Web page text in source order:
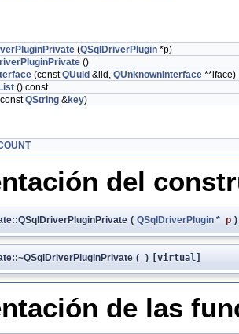
(QSqlDriverPlugin *p)
()
(constQUuid &iid, QUnknownInterface **iface)
() const
QString &key)
del
( QSqlDriverPlugin * p )
( ) [virtual]
de las